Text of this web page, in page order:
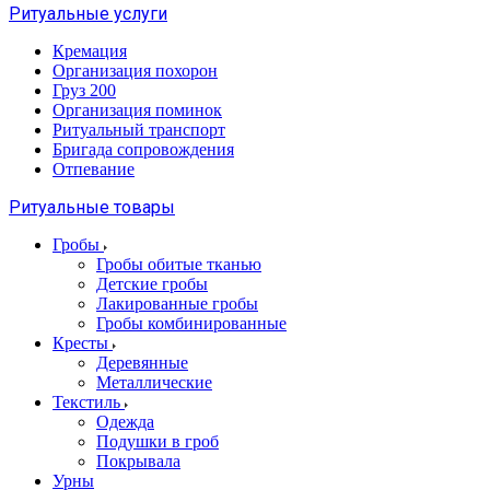
Ритуальные услуги
Кремация
Организация похорон
Груз 200
Организация поминок
Ритуальный транспорт
Бригада сопровождения
Отпевание
Ритуальные товары
Гробы
Гробы обитые тканью
Детские гробы
Лакированные гробы
Гробы комбинированные
Кресты
Деревянные
Металлические
Текстиль
Одежда
Подушки в гроб
Покрывала
Урны